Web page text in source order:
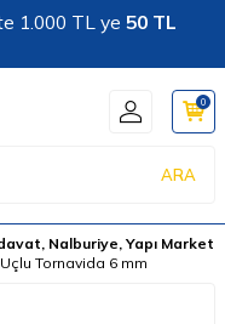
1.000 TL ye 50 TL
ARA
0
Nalburiye, Yapı Market
Tornavida 6 mm